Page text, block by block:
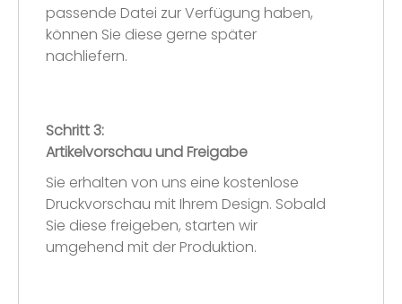
passende Datei zur Verfügung haben,
können Sie diese gerne später
nachliefern.
Schritt 3:
Artikelvorschau und Freigabe
Sie erhalten von uns eine kostenlose
Druckvorschau mit Ihrem Design. Sobald
Sie diese freigeben, starten wir
umgehend mit der Produktion.